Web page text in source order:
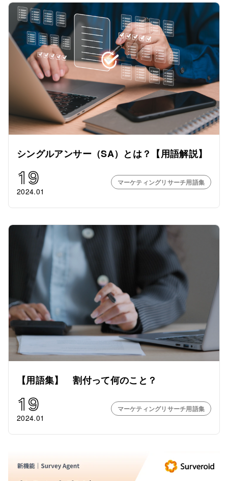
シングルアンサー（SA）とは？【用語解説】
19
2024.01
マーケティングリサーチ用語集
【用語集】 割付って何のこと？
19
2024.01
マーケティングリサーチ用語集